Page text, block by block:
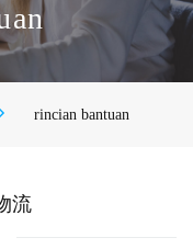
rincian bantuan
流